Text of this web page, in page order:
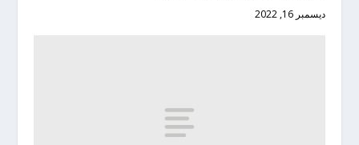
ديسمبر 16, 2022